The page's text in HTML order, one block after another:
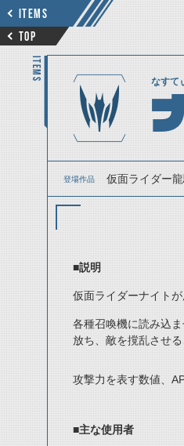
ITEMS
TOP
ITEMS
なすて
登場作品 仮面ライダー
■説明
仮面ライダーナイト
各種召喚機に読み込
放ち、敵を撹乱させる
攻撃力を表す数値、
■主な使用者